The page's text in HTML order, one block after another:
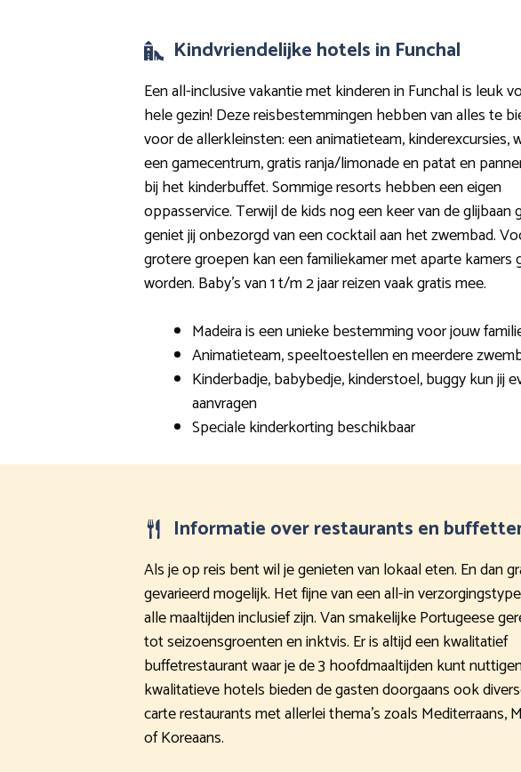
Kindvriendelijke hotels in Funchal
Een all-inclusive vakantie met kinderen in Funchal is leuk
hele gezin! Deze reisbestemmingen hebben van alles te
voor de allerkleinsten: een animatieteam, kinderexcursies,
een gamecentrum, gratis ranja/limonade en patat en
bij het kinderbuffet. Sommige resorts hebben een eigen
oppasservice. Terwijl de kids nog een keer van de glijbaan
geniet jij onbezorgd van een cocktail aan het zwembad.
grotere groepen kan een familiekamer met aparte kamers
worden. Baby’s van 1 t/m 2 jaar reizen vaak gratis mee.
Madeira is een unieke bestemming voor jouw
Animatieteam, speeltoestellen en meerdere
Kinderbadje, babybedje, kinderstoel, buggy kun jij
aanvragen
Speciale kinderkorting beschikbaar
Informatie over restaurants en
Als je op reis bent wil je genieten van lokaal eten. En dan
gevarieerd mogelijk. Het fijne van een all-in
alle maaltijden inclusief zijn. Van smakelijke Portugeese
tot seizoensgroenten en inktvis. Er is altijd een kwalitatief
buffetrestaurant waar je de 3 hoofdmaaltijden kunt
kwalitatieve hotels bieden de gasten doorgaans ook
carte restaurants met allerlei thema’s zoals Mediterraans,
of Koreaans.